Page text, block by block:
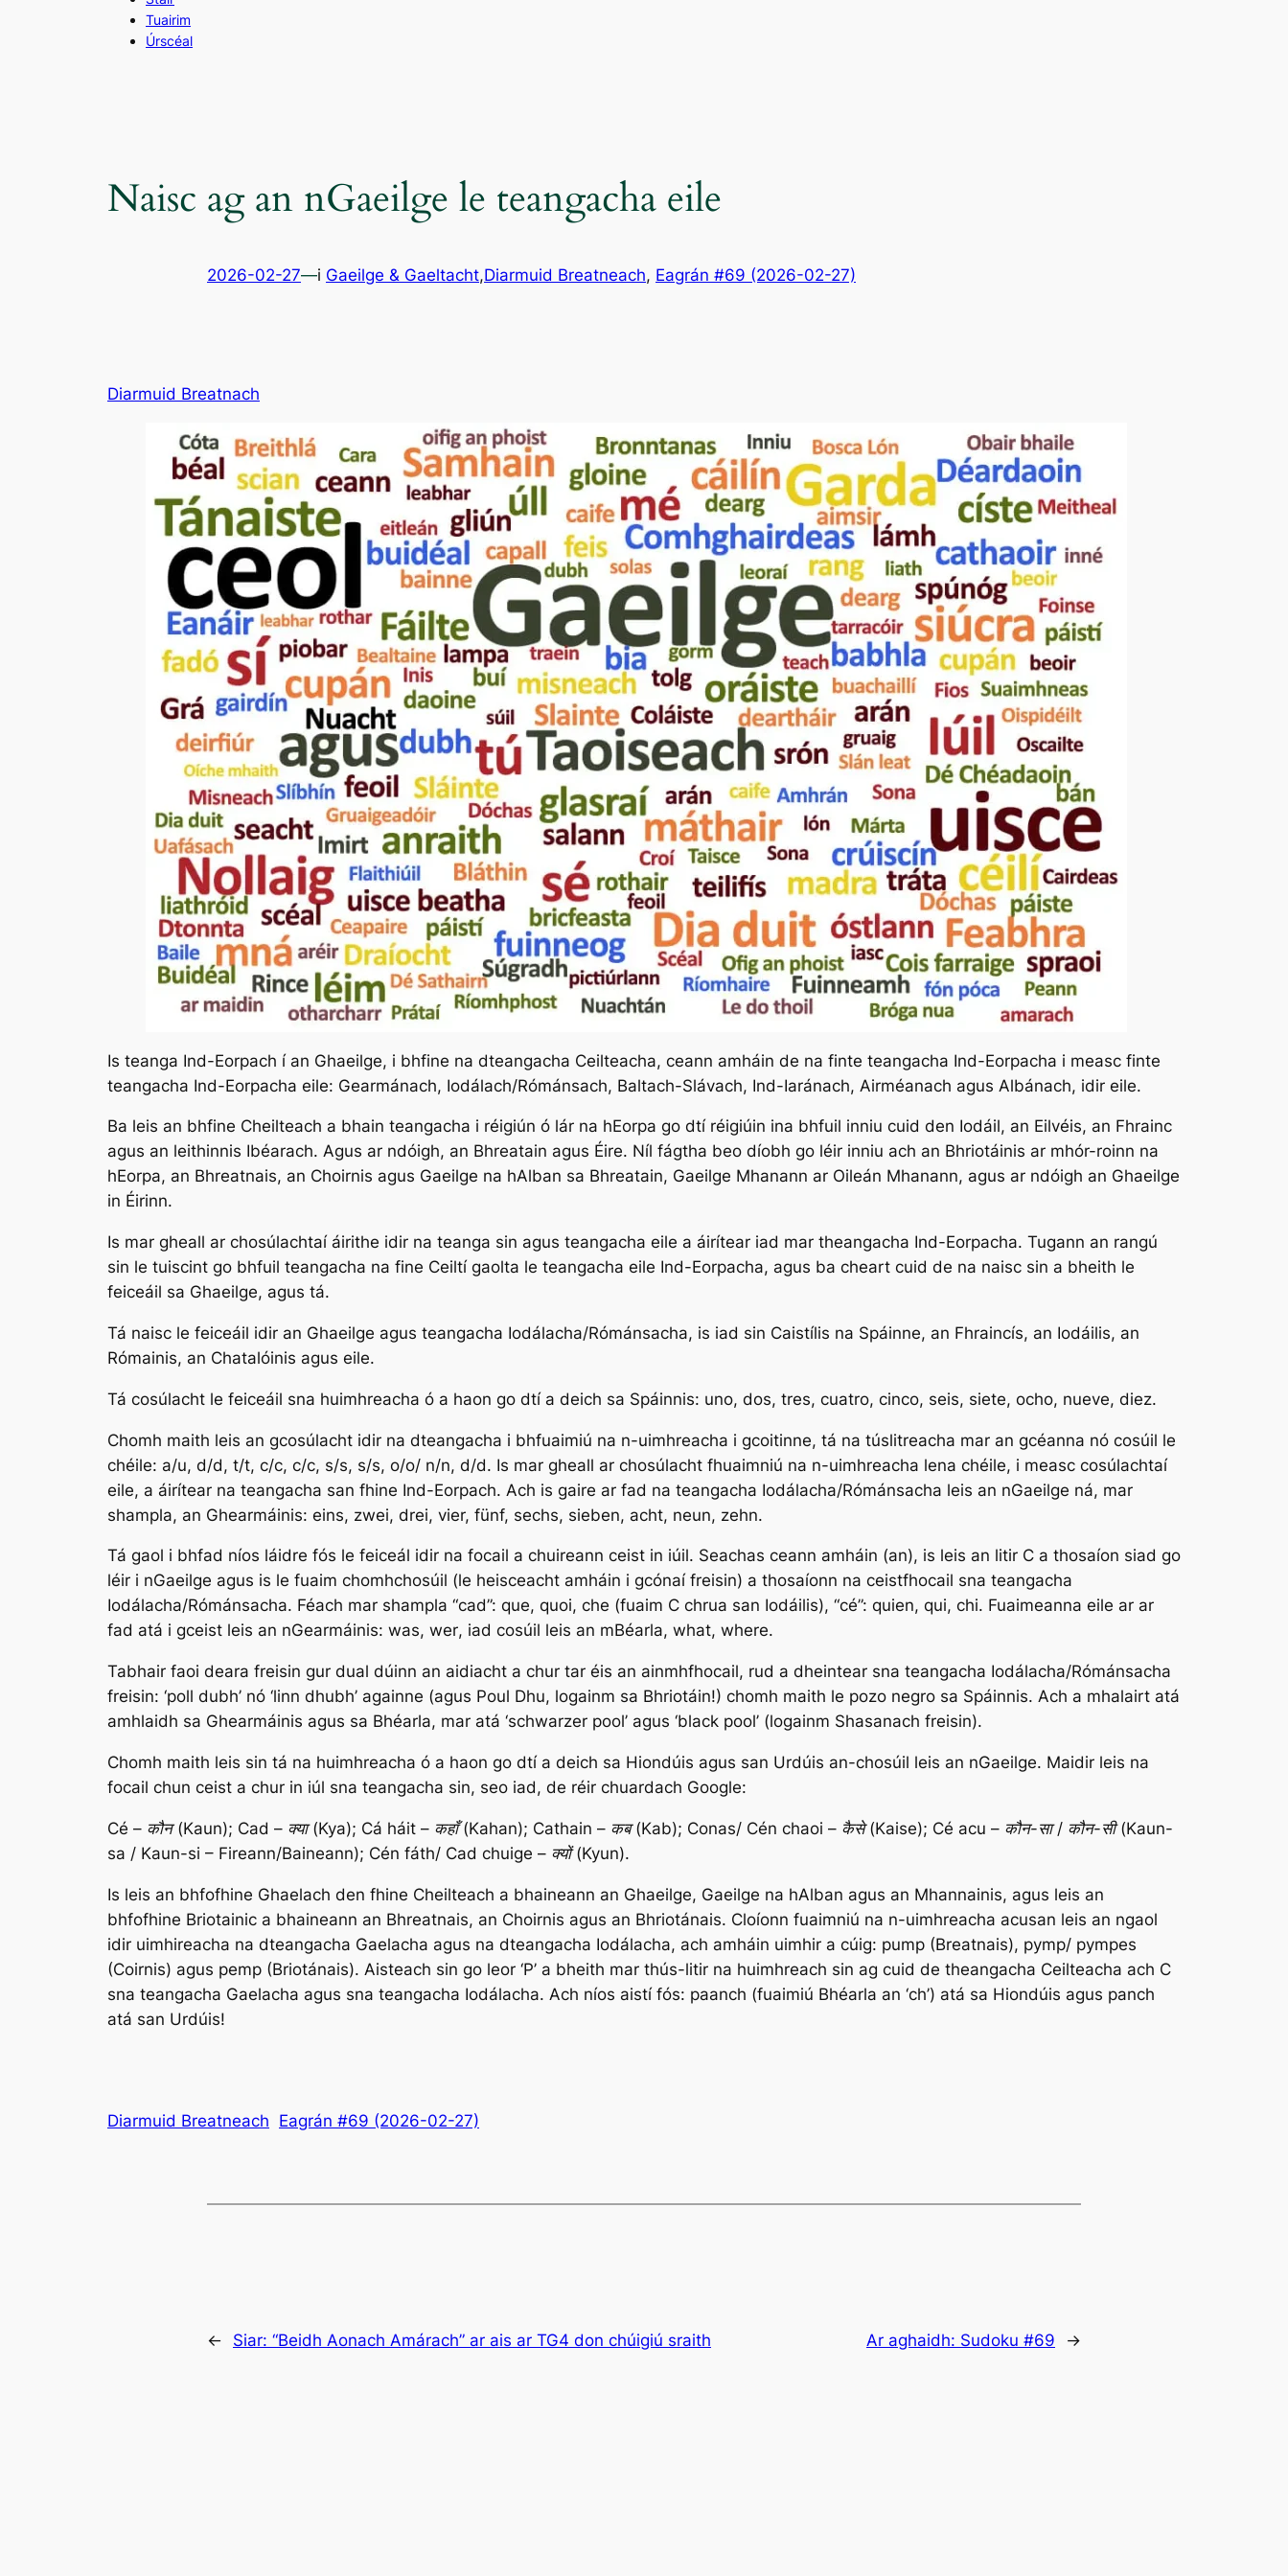
Tuairim
Úrscéal
Naisc ag an nGaeilge le teangacha eile
2026-02-27—i Gaeilge & Gaeltacht,Diarmuid Breatneach, Eagrán #69 (2026-02-27)
Diarmuid Breatnach
Is teanga Ind-Eorpach í an Ghaeilge, i bhfine na dteangacha Ceilteacha, ceann amháin de na finte teangacha Ind-Eorpacha i measc finte
teangacha Ind-Eorpacha eile: Gearmánach, Iodálach/Rómánsach, Baltach-Slávach, Ind-Iaránach, Airméanach agus Albánach, idir eile.
Ba leis an bhfine Cheilteach a bhain teangacha i réigiún ó lár na hEorpa go dtí réigiúin ina bhfuil inniu cuid den Iodáil, an Eilvéis, an Fhrainc
agus an leithinnis Ibéarach. Agus ar ndóigh, an Bhreatain agus Éire. Níl fágtha beo díobh go léir inniu ach an Bhriotáinis ar mhór-roinn na
hEorpa, an Bhreatnais, an Choirnis agus Gaeilge na hAlban sa Bhreatain, Gaeilge Mhanann ar Oileán Mhanann, agus ar ndóigh an Ghaeilge
in Éirinn.
Is mar gheall ar chosúlachtaí áirithe idir na teanga sin agus teangacha eile a áirítear iad mar theangacha Ind-Eorpacha. Tugann an rangú
sin le tuiscint go bhfuil teangacha na fine Ceiltí gaolta le teangacha eile Ind-Eorpacha, agus ba cheart cuid de na naisc sin a bheith le
feiceáil sa Ghaeilge, agus tá.
Tá naisc le feiceáil idir an Ghaeilge agus teangacha Iodálacha/Rómánsacha, is iad sin Caistílis na Spáinne, an Fhraincís, an Iodáilis, an
Rómainis, an Chatalóinis agus eile.
Tá cosúlacht le feiceáil sna huimhreacha ó a haon go dtí a deich sa Spáinnis: uno, dos, tres, cuatro, cinco, seis, siete, ocho, nueve, diez.
Chomh maith leis an gcosúlacht idir na dteangacha i bhfuaimiú na n-uimhreacha i gcoitinne, tá na túslitreacha mar an gcéanna nó cosúil le
chéile: a/u, d/d, t/t, c/c, c/c, s/s, s/s, o/o/ n/n, d/d. Is mar gheall ar chosúlacht fhuaimniú na n-uimhreacha lena chéile, i measc cosúlachtaí
eile, a áirítear na teangacha san fhine Ind-Eorpach. Ach is gaire ar fad na teangacha Iodálacha/Rómánsacha leis an nGaeilge ná, mar
shampla, an Ghearmáinis: eins, zwei, drei, vier, fünf, sechs, sieben, acht, neun, zehn.
Tá gaol i bhfad níos láidre fós le feiceál idir na focail a chuireann ceist in iúil. Seachas ceann amháin (an), is leis an litir C a thosaíon siad go
léir i nGaeilge agus is le fuaim chomhchosúil (le heisceacht amháin i gcónaí freisin) a thosaíonn na ceistfhocail sna teangacha
Iodálacha/Rómánsacha. Féach mar shampla “cad”: que, quoi, che (fuaim C chrua san Iodáilis), “cé”: quien, qui, chi. Fuaimeanna eile ar ar
fad atá i gceist leis an nGearmáinis: was, wer, iad cosúil leis an mBéarla, what, where.
Tabhair faoi deara freisin gur dual dúinn an aidiacht a chur tar éis an ainmhfhocail, rud a dheintear sna teangacha Iodálacha/Rómánsacha
freisin: ‘poll dubh’ nó ‘linn dhubh’ againne (agus Poul Dhu, logainm sa Bhriotáin!) chomh maith le pozo negro sa Spáinnis. Ach a mhalairt atá
amhlaidh sa Ghearmáinis agus sa Bhéarla, mar atá ‘schwarzer pool’ agus ‘black pool’ (logainm Shasanach freisin).
Chomh maith leis sin tá na huimhreacha ó a haon go dtí a deich sa Hiondúis agus san Urdúis an-chosúil leis an nGaeilge. Maidir leis na
focail chun ceist a chur in iúl sna teangacha sin, seo iad, de réir chuardach Google:
Cé – कौन (Kaun); Cad – क्या (Kya); Cá háit – कहाँ (Kahan); Cathain – कब (Kab); Conas/ Cén chaoi – कैसे (Kaise); Cé acu – कौन-सा / कौन-सी (Kaun-
sa / Kaun-si – Fireann/Baineann); Cén fáth/ Cad chuige – क्यों (Kyun).
Is leis an bhfofhine Ghaelach den fhine Cheilteach a bhaineann an Ghaeilge, Gaeilge na hAlban agus an Mhannainis, agus leis an
bhfofhine Briotainic a bhaineann an Bhreatnais, an Choirnis agus an Bhriotánais. Cloíonn fuaimniú na n-uimhreacha acusan leis an ngaol
idir uimhireacha na dteangacha Gaelacha agus na dteangacha Iodálacha, ach amháin uimhir a cúig: pump (Breatnais), pymp/ pympes
(Coirnis) agus pemp (Briotánais). Aisteach sin go leor ‘P’ a bheith mar thús-litir na huimhreach sin ag cuid de theangacha Ceilteacha ach C
sna teangacha Gaelacha agus sna teangacha Iodálacha. Ach níos aistí fós: paanch (fuaimiú Bhéarla an ‘ch’) atá sa Hiondúis agus panch
atá san Urdúis!
Diarmuid Breatneach Eagrán #69 (2026-02-27)
← Siar: “Beidh Aonach Amárach” ar ais ar TG4 don chúigiú sraith Ar aghaidh: Sudoku #69 →